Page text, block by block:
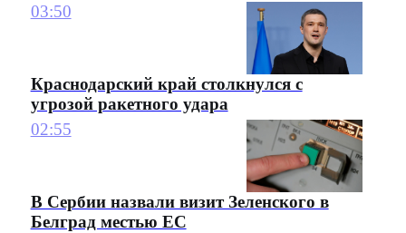
03:50
Краснодарский край столкнулся с
угрозой ракетного удара
02:55
В Сербии назвали визит Зеленского в
Белград местью ЕС